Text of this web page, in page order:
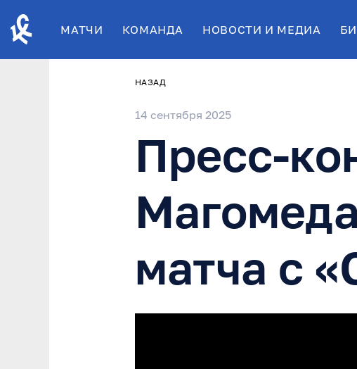
МАТЧИ КОМАНДА НОВОСТИ И МЕДИА
НАЗАД
14 сентября 2025
Пресс-
матча с